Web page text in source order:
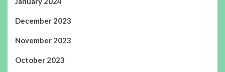
December 2023
November 2023
October 2023